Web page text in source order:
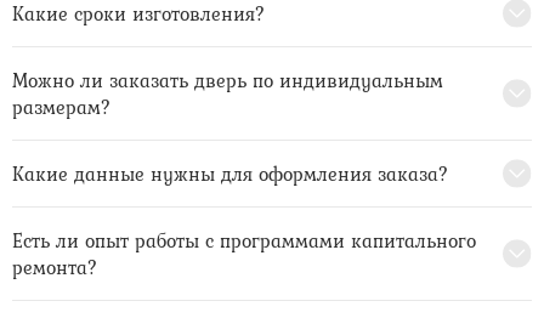
Какие сроки изготовления?
Можно ли заказать дверь по индивидуальным
размерам?
Какие данные нужны для оформления заказа?
Есть ли опыт работы с программами капитального
ремонта?